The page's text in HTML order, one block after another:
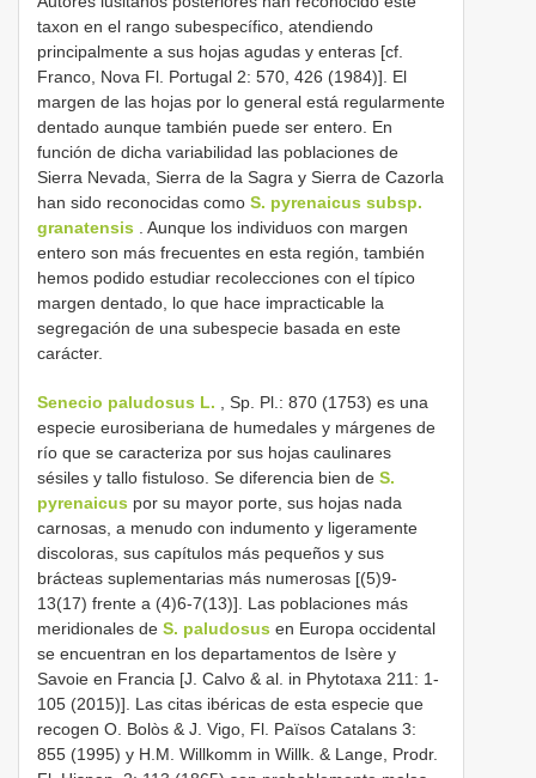
taxon en el rango subespecífico, atendiendo
principalmente a sus hojas agudas y enteras [cf.
Franco, Nova Fl. Portugal 2: 570, 426 (1984)]. El
margen de las hojas por lo general está regularmente
dentado aunque también puede ser entero. En
función de dicha variabilidad las poblaciones de
Sierra Nevada, Sierra de la Sagra y Sierra de Cazorla
han sido reconocidas como S. pyrenaicus subsp.
granatensis . Aunque los individuos con margen
entero son más frecuentes en esta región, también
hemos podido estudiar recolecciones con el típico
margen dentado, lo que hace impracticable la
segregación de una subespecie basada en este
carácter.
Senecio paludosus L. , Sp. Pl.: 870 (1753) es una
especie eurosiberiana de humedales y márgenes de
río que se caracteriza por sus hojas caulinares
sésiles y tallo fistuloso. Se diferencia bien de S.
pyrenaicus por su mayor porte, sus hojas nada
carnosas, a menudo con indumento y ligeramente
discoloras, sus capítulos más pequeños y sus
brácteas suplementarias más numerosas [(5)9-
13(17) frente a (4)6-7(13)]. Las poblaciones más
meridionales de S. paludosus en Europa occidental
se encuentran en los departamentos de Isère y
Savoie en Francia [J. Calvo & al. in Phytotaxa 211: 1-
105 (2015)]. Las citas ibéricas de esta especie que
recogen O. Bolòs & J. Vigo, Fl. Països Catalans 3:
855 (1995) y H.M. Willkomm in Willk. & Lange, Prodr.